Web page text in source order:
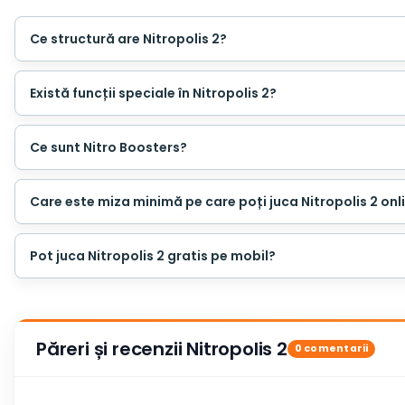
Ce structură are Nitropolis 2?
Există funcții speciale în Nitropolis 2?
Ce sunt Nitro Boosters?
Care este miza minimă pe care poți juca Nitropolis 2
Pot juca Nitropolis 2 gratis pe mobil?
Păreri și recenzii Nitropolis 2 0 comentarii